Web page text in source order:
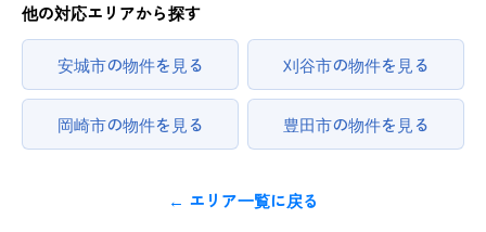
他の対応エリアから探す
安城市の物件を見る 刈谷市の物件を見る
岡崎市の物件を見る 豊田市の物件を見る
← エリア一覧に戻る